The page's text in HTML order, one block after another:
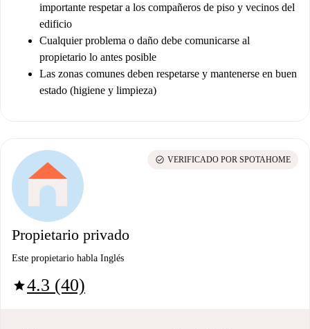
importante respetar a los compañeros de piso y vecinos del
edificio
Cualquier problema o daño debe comunicarse al
propietario lo antes posible
Las zonas comunes deben respetarse y mantenerse en buen
estado (higiene y limpieza)
Propietario privado
Este propietario habla Inglés
star4.3 (40)
check_circle VERIFICADO POR SPOTAHOME